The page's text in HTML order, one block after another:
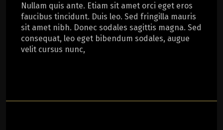
Nullam quis ante. Etiam sit amet orci eget eros
faucibus tincidunt. Duis leo. Sed fringilla mauris
sit amet nibh. Donec sodales sagittis magna. Sed
consequat, leo eget bibendum sodales, augue
velit cursus nunc,